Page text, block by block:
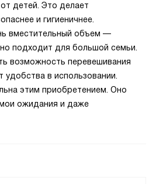
детей. Это делает
и гигиеничнее.
вместительный объем —
подходит для большой семьи.
возможность перевешивания
в использовании.
этим приобретением. Оно
ожидания и даже